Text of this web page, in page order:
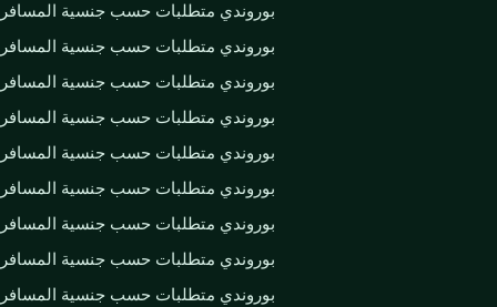
بوروندي متطلبات حسب جنسية المسافر
بوروندي متطلبات حسب جنسية المسافر
بوروندي متطلبات حسب جنسية المسافر
بوروندي متطلبات حسب جنسية المسافر
بوروندي متطلبات حسب جنسية المسافر
بوروندي متطلبات حسب جنسية المسافر
بوروندي متطلبات حسب جنسية المسافر
بوروندي متطلبات حسب جنسية المسافر
بوروندي متطلبات حسب جنسية المسافر